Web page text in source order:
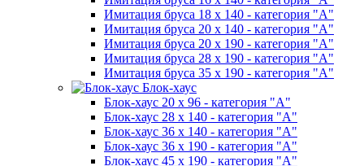
Имитация бруса 18 х 140 - категория "А"
Имитация бруса 20 х 140 - категория "А"
Имитация бруса 20 х 190 - категория "А"
Имитация бруса 28 х 190 - категория "А"
Имитация бруса 35 х 190 - категория "А"
Блок-хаус
Блок-хаус 20 х 96 - категория "А"
Блок-хаус 28 х 140 - категория "А"
Блок-хаус 36 х 140 - категория "А"
Блок-хаус 36 х 190 - категория "А"
Блок-хаус 45 х 190 - категория "А"